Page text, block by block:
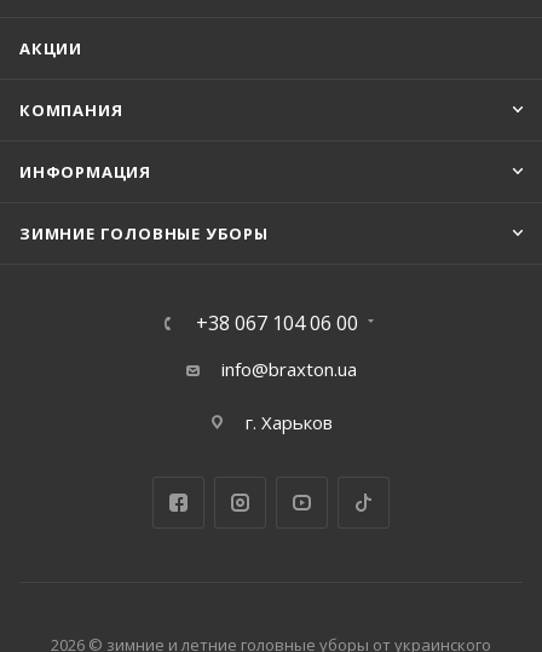
АКЦИИ
КОМПАНИЯ
ИНФОРМАЦИЯ
ЗИМНИЕ ГОЛОВНЫЕ УБОРЫ
+38 067 104 06 00
info@braxton.ua
г. Харьков
2026 © зимние и летние головные уборы от украинского